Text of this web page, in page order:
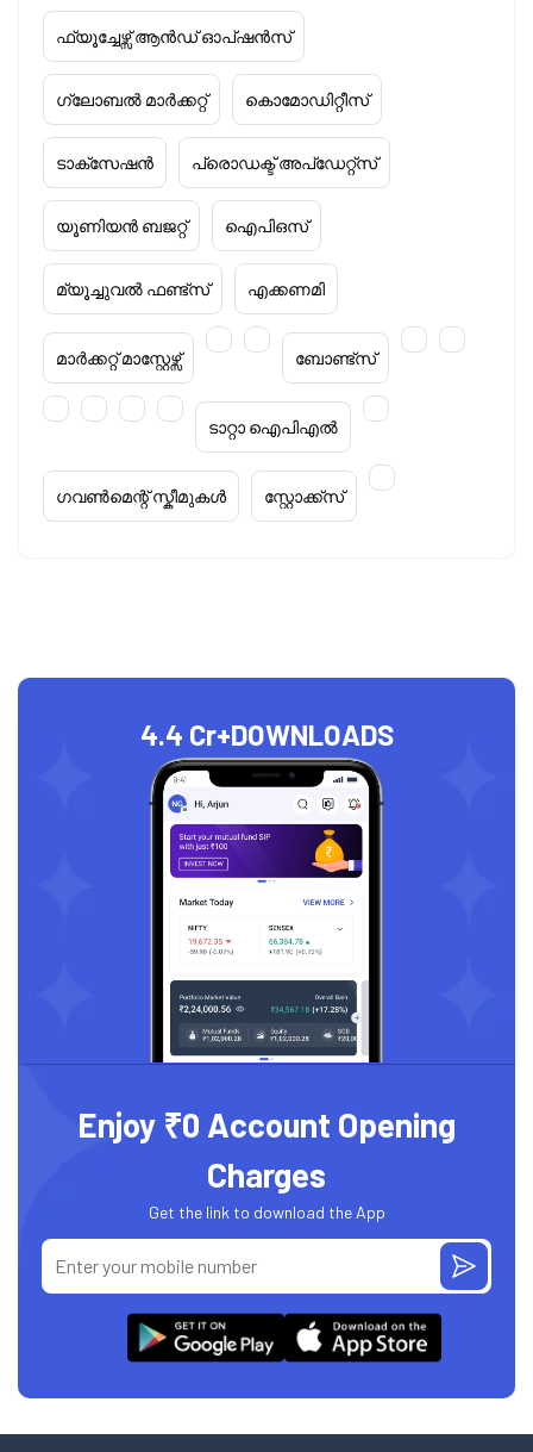
ഫ്യൂച്ചേഴ്സ് ആൻഡ് ഓപ്ഷൻസ്
ഗ്ലോബൽ മാർക്കറ്റ് കൊമോഡിറ്റീസ്
ടാക്‌സേഷൻ പ്രൊഡക്ട് അപ്‌ഡേറ്റ്സ്
യൂണിയൻ ബജറ്റ് ഐപിഒസ്
മ്യൂച്ചുവൽ ഫണ്ട്സ് എക്കണമി
മാർക്കറ്റ് മാസ്റ്റേഴ്സ് ബോണ്ട്സ്
ടാറ്റാ ഐപിഎൽ
ഗവൺമെന്റ് സ്കീമുകൾ സ്റ്റോക്ക്‌സ്
4.4 Cr+DOWNLOADS
Enjoy ₹0 Account Opening
Charges
Get the link to download the App